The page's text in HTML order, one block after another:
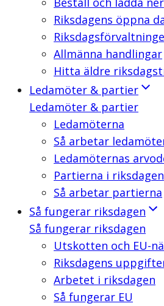
Riksdagens öppna
Allmänna handlingar
Hitta äldre
Ledamöter & partier
Ledamöter & partier
Ledamöterna
Så arbetar
Ledamöternas
Partierna i riksdagen
Så arbetar partierna
Så fungerar riksdagen
Så fungerar riksdagen
Utskotten och EU-
Riksdagens
Arbetet i riksdagen
Så fungerar EU